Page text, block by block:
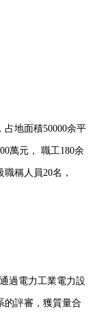
占地面積50000余平
萬元， 職工180余
稱人員20名，
過電力工業電力設
的評審，獲質量合